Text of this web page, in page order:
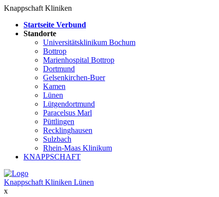
Knappschaft Kliniken
Startseite Verbund
Standorte
Universitätsklinikum Bochum
Bottrop
Marienhospital Bottrop
Dortmund
Gelsenkirchen-Buer
Kamen
Lünen
Lütgendortmund
Paracelsus Marl
Püttlingen
Recklinghausen
Sulzbach
Rhein-Maas Klinikum
KNAPPSCHAFT
Knappschaft Kliniken Lünen
x